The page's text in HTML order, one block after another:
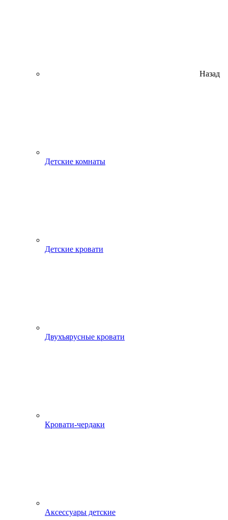
Назад
Детские комнаты
Детские кровати
Двухъярусные кровати
Кровати-чердаки
Аксессуары детские